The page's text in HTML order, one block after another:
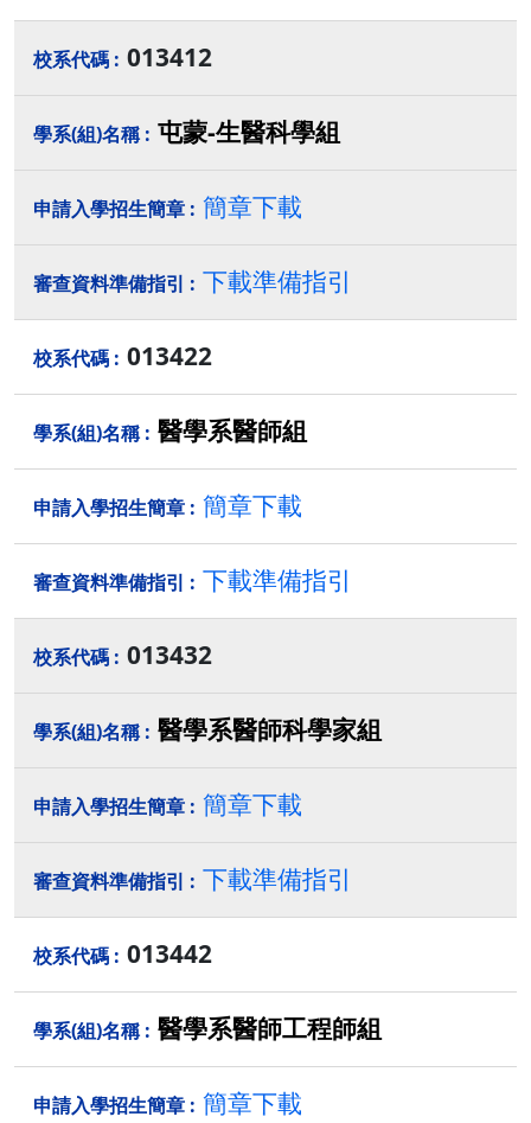
013412
屯蒙-生醫科學組
簡章下載
下載準備指引
013422
醫學系醫師組
簡章下載
下載準備指引
013432
醫學系醫師科學家組
簡章下載
下載準備指引
013442
醫學系醫師工程師組
簡章下載